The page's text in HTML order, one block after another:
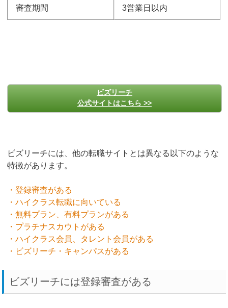
審査期間 3営業日以内
ビズリーチ
公式サイトはこちら >>
ビズリーチには、他の転職サイトとは異なる以下のような
特徴があります。
・登録審査がある
・ハイクラス転職に向いている
・無料プラン、有料プランがある
・プラチナスカウトがある
・ハイクラス会員、タレント会員がある
・ビズリーチ・キャンパスがある
ビズリーチには登録審査がある